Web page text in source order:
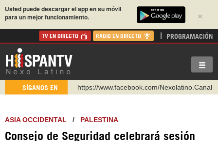
×
Usted puede descargar el app en su móvil
para un mejor funcionamiento.
TV EN DIRECTO RADIO EN DIRECTO PROGRAMACIÓN
SÍGANOS EN
https://www.youtube.com/@nexo_latino
https://t.me/hispantvcanal
https://urmedium.com/c/hispantv
ASIA OCCIDENTAL / PALESTINA
Consejo de Seguridad celebrará sesión